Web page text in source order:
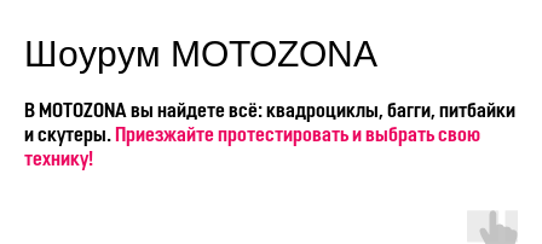
Шоурум MOTOZONA
В MOTOZONA вы найдете всё: квадроциклы, багги, питбайки
и скутеры.
Приезжайте протестировать и выбрать свою
технику!